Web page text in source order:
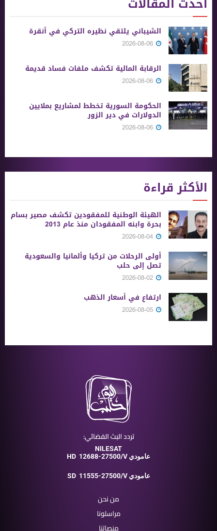
الشيباني يلتقي نظيره التركي في أنقرة
الرقابة المالية تكشف ملفات فساد قديمة
الحكومة السورية تخطط لمشاريع بملايين
الدولارات في دير الزور
الأكثر قراءة
الهيئة الوطنية للمفقودين تكشف مصير بسام
بحرة وابنه المفقودان منذ عام 2013
أولى الرحلات من ‏تركيا وألمانيا والسعودية
تصل إلى حلب
ارتفاع في أسعار الذهب
تردد البث الفضائي:
NILESAT
HD
12688-27500/V عامودي
SD 11555-27500/V عامودي
من نحن
مراسلونا
منصاتنا